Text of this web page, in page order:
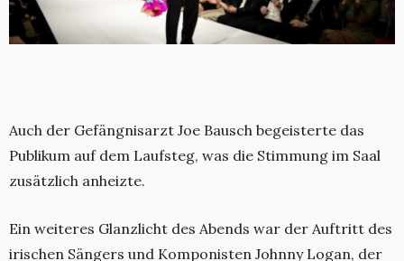
Auch der Gefängnisarzt Joe Bausch begeisterte das
Publikum auf dem Laufsteg, was die Stimmung im Saal
zusätzlich anheizte.
Ein weiteres Glanzlicht des Abends war der Auftritt des
irischen Sängers und Komponisten Johnny Logan, der